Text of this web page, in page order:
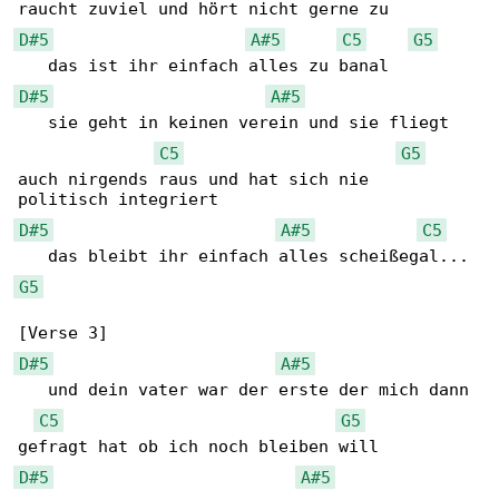
D#5
A#5 C5
G5
D#5
A#5
   sie geht in keinen verein und sie fliegt
C5
G5
auch nirgends raus und hat sich nie
D#5
A#5
C5
G5
D#5
A#5
   und dein vater war der erste der mich dann
C5
G5
D#5
A#5